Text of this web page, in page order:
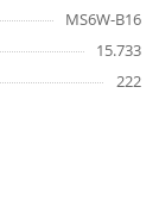
MS6W-B16
15.733
222